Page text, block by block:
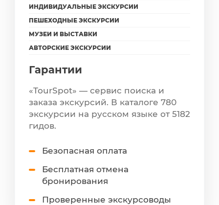
ИНДИВИДУАЛЬНЫЕ ЭКСКУРСИИ
ПЕШЕХОДНЫЕ ЭКСКУРСИИ
МУЗЕИ И ВЫСТАВКИ
АВТОРСКИЕ ЭКСКУРСИИ
Гарантии
«TourSpot» — сервис поиска и
заказа экскурсий. В каталоге 780
экскурсии на русском языке от 5182
гидов.
Безопасная оплата
Бесплатная отмена
бронирования
Проверенные экскурсоводы